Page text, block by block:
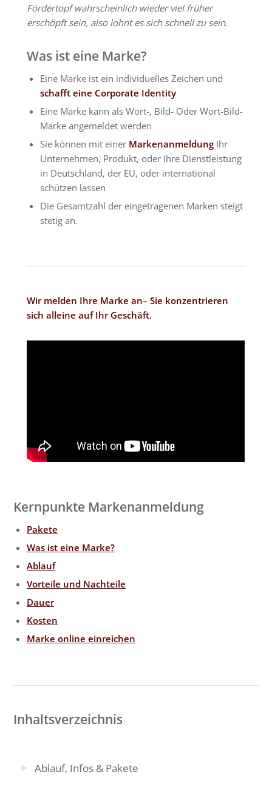
Fördertopf wahrscheinlich wieder viel früher
erschöpft sein, also lohnt es sich schnell zu sein.
Was ist eine Marke?
Eine Marke ist ein individuelles Zeichen und
schafft eine Corporate Identity
Eine Marke kann als Wort-, Bild- Oder Wort-Bild-
Marke angemeldet werden
Sie können mit einer Markenanmeldung Ihr
Unternehmen, Produkt, oder Ihre Dienstleistung
in Deutschland, der EU, oder international
schützen lassen
Die Gesamtzahl der eingetragenen Marken steigt
stetig an.
Wir melden Ihre Marke an– Sie konzentrieren
sich alleine auf Ihr Geschäft.
Kernpunkte Markenanmeldung
Pakete
Was ist eine Marke?
Ablauf
Vorteile und Nachteile
Dauer
Kosten
Marke online einreichen
Inhaltsverzeichnis
Ablauf, Infos & Pakete